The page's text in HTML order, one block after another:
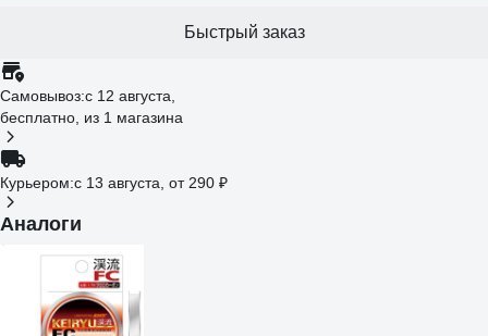
Быстрый заказ
Самовывоз:c 12 августа,
бесплатно , из 1 магазина
Курьером:c 13 августа, от 290 ₽
Аналоги